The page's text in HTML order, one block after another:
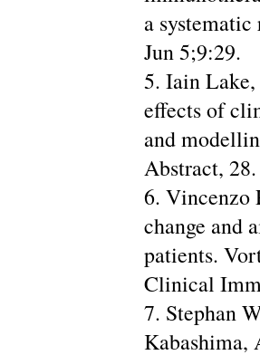
a
Jun 5;9:29.
5. Iain
effects of
and
Abstract,
6. Vincenzo
change and
patients.
Clinical
7. Stephan
Kabashima,